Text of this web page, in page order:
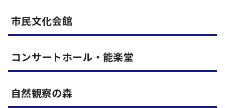
市民文化会館
コンサートホール・能楽堂
自然観察の森